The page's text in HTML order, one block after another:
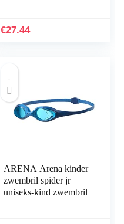
€27.44
ARENA Arena kinder
zwembril spider jr
uniseks-kind zwembril